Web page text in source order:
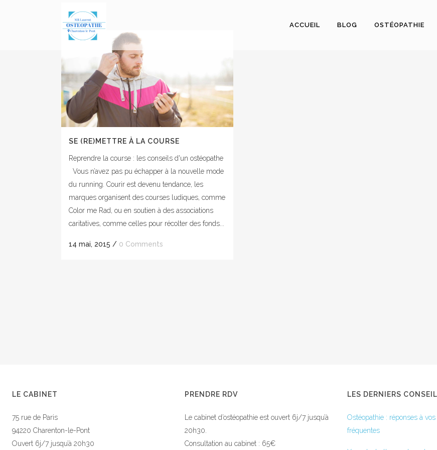
ACCUEIL BLOG OSTÉOPATHIE
SE (RE)METTRE À LA COURSE
Reprendre la course : les conseils d'un ostéopathe
Vous n’avez pas pu échapper à la nouvelle mode
du running. Courir est devenu tendance, les
marques organisent des courses ludiques, comme
Color me Rad, ou en soutien à des associations
caritatives, comme celles pour récolter des fonds...
14 mai, 2015 / 0 Comments
LE CABINET
75 rue de Paris
94220 Charenton-le-Pont
Ouvert 6j/7 jusqu’à 20h30
PRENDRE RDV
Le cabinet d’ostéopathie est ouvert 6j/7 jusqu’à
20h30.
Consultation au cabinet : 65€
LES DERNIERS
Ostéopathie : réponses à
fréquentes
Social media & sharing icons powered by